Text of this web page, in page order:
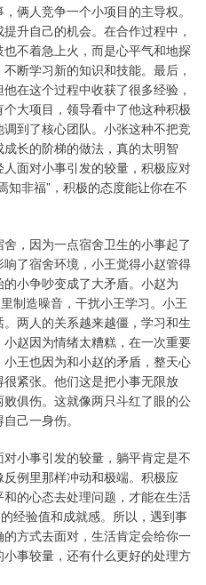
俩人竞争一个小项目的主导权。
升自己的机会。在合作过程中，
不着急上火，而是心平气和地探
断学习新的知识和技能。最后，
在这个过程中收获了很多经验，
大项目，领导看中了他这种积极
到了核心团队。小张这种不把竞
长的阶梯的做法，真的太明智
面对小事引发的较量，积极应对
知非福”，积极的态度能让你在不
，因为一点宿舍卫生的小事起了
了宿舍环境，小王觉得小赵管得
小争吵变成了大矛盾。小赵为
制造噪音，干扰小王学习。小王
两人的关系越来越僵，学习和生
赵因为情绪太糟糕，在一次重要
王也因为和小赵的矛盾，整天心
紧张。他们这是把小事无限放
俱伤。这就像两只斗红了眼的公
己一身伤。
小事引发的较量，躺平肯定是不
例里那样冲动和极端。积极应
的心态去处理问题，才能在生活
经验值和成就感。所以，遇到事
方式去面对，生活肯定会给你一
事较量，还有什么更好的处理方